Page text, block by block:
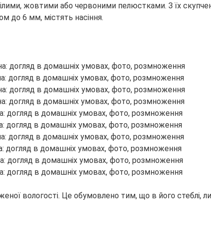
жовтими або червоними пелюстками. З їх
до 6 мм, містять насіння.
вологості. Це обумовлено тим, що в його стеблі,